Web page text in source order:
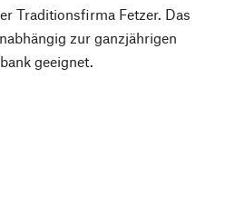
Traditionsfirma Fetzer. Das
zur ganzjährigen
geeignet.